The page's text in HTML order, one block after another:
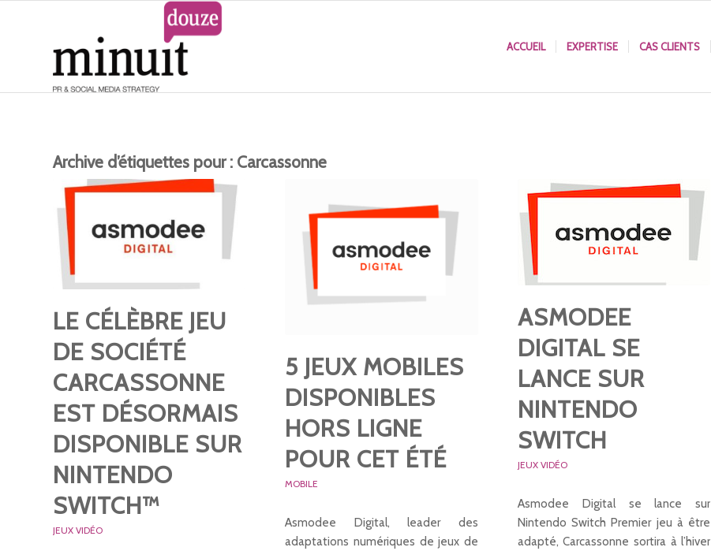
ACCUEIL EXPERTISE CAS CLIENTS
Archive d’étiquettes pour : Carcassonne
LE CÉLÈBRE JEU
DE SOCIÉTÉ
CARCASSONNE
EST DÉSORMAIS
DISPONIBLE SUR
NINTENDO
SWITCH™
JEUX VIDÉO
5 JEUX MOBILES
DISPONIBLES
HORS LIGNE
POUR CET ÉTÉ
MOBILE
Asmodee Digital, leader des
adaptations numériques de jeux de
ASMODEE
DIGITAL SE
LANCE SUR
NINTENDO
SWITCH
JEUX VIDÉO
Asmodee Digital se lance sur
Nintendo Switch Premier jeu à être
adapté, Carcassonne sortira à l’hiver